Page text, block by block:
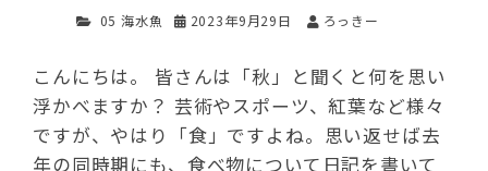
05 海水魚 2023年9月29日 ろっきー
こんにちは。 皆さんは「秋」と聞くと何を思い
浮かべますか？ 芸術やスポーツ、紅葉など様々
ですが、やはり「食」ですよね。思い返せば去
年の同時期にも、食べ物について日記を書いて